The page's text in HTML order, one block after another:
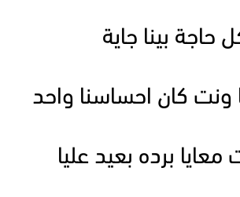
حاجة بينا جاية
ونت كان احساسنا واحد
برده بعيد عليا